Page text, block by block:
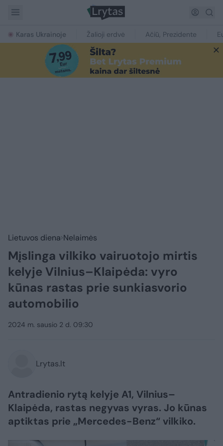
Karas Ukrainoje Žalioji erdvė Ačiū, Prezidente
Lietuvos diena Nelaimės
Mįslinga vilkiko vairuotojo mirtis
kelyje Vilnius–Klaipėda: vyro
kūnas rastas prie sunkiasvorio
automobilio
2024 m. sausio 2 d. 09:30
Lrytas.lt
Antradienio rytą kelyje A1, Vilnius–
Klaipėda, rastas negyvas vyras. Jo kūnas
aptiktas prie „Mercedes-Benz“ vilkiko.